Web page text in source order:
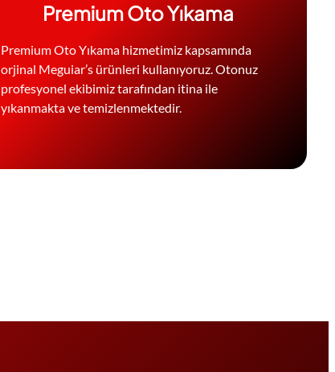
Premium Oto Yıkama
Premium Oto Yıkama hizmetimiz kapsamında
orjinal Meguiar’s ürünleri kullanıyoruz. Otonuz
profesyonel ekibimiz tarafından itina ile
yıkanmakta ve temizlenmektedir.